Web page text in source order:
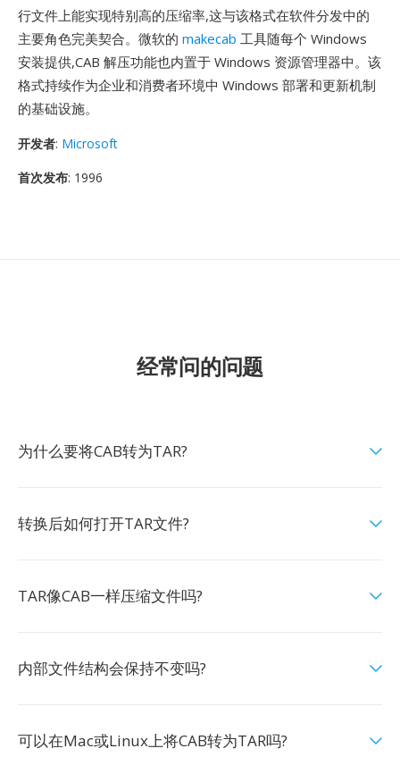
行文件上能实现特别高的压缩率,这与该格式在软件分发中的
主要角色完美契合。微软的 makecab 工具随每个 Windows
安装提供,CAB 解压功能也内置于 Windows 资源管理器中。该
格式持续作为企业和消费者环境中 Windows 部署和更新机制
的基础设施。
开发者: Microsoft
首次发布: 1996
经常问的问题
为什么要将CAB转为TAR?
转换后如何打开TAR文件?
TAR像CAB一样压缩文件吗?
内部文件结构会保持不变吗?
可以在Mac或Linux上将CAB转为TAR吗?